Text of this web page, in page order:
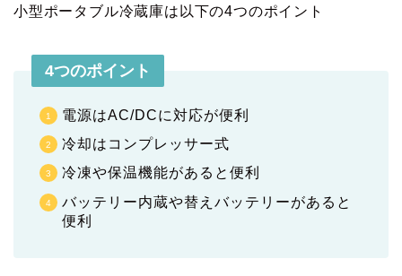
小型ポータブル冷蔵庫は以下の4つのポイント
4つのポイント
電源はAC/DCに対応が便利
冷却はコンプレッサー式
冷凍や保温機能があると便利
バッテリー内蔵や替えバッテリーがあると
便利